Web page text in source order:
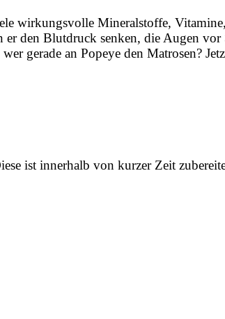
wirkungsvolle Mineralstoffe,
den Blutdruck senken, die Augen
gerade an Popeye den Matrosen?
ist innerhalb von kurzer Zeit